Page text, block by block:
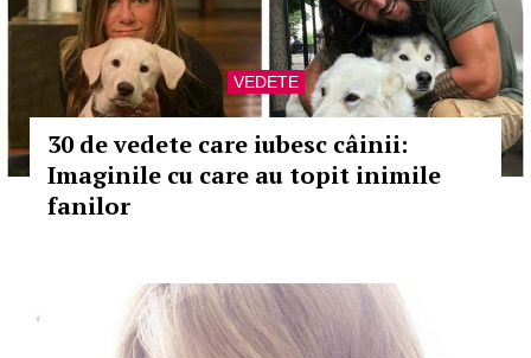
VEDETE
30 de vedete care iubesc câinii:
Imaginile cu care au topit inimile
fanilor